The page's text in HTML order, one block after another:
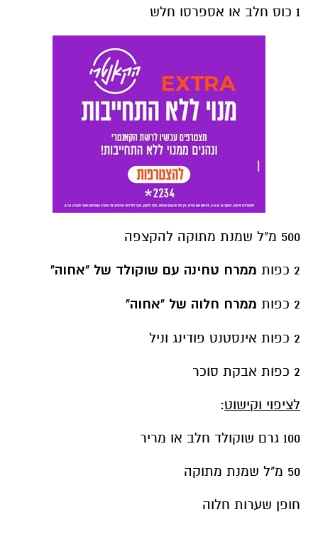
1 כוס חלב או אספרסו חלש
500 מ"ל שמנת מתוקה להקצפה
2 כפות ממרח טחינה עם שוקולד של "אחוה"
2 כפות ממרח חלוה של "אחוה"
2 כפות אינסטנט פודינג וניל
2 כפות אבקת סוכר
לציפוי וקישוט:
100 גרם שוקולד חלב או מריר
50 מ"ל שמנת מתוקה
חופן שערות חלוה